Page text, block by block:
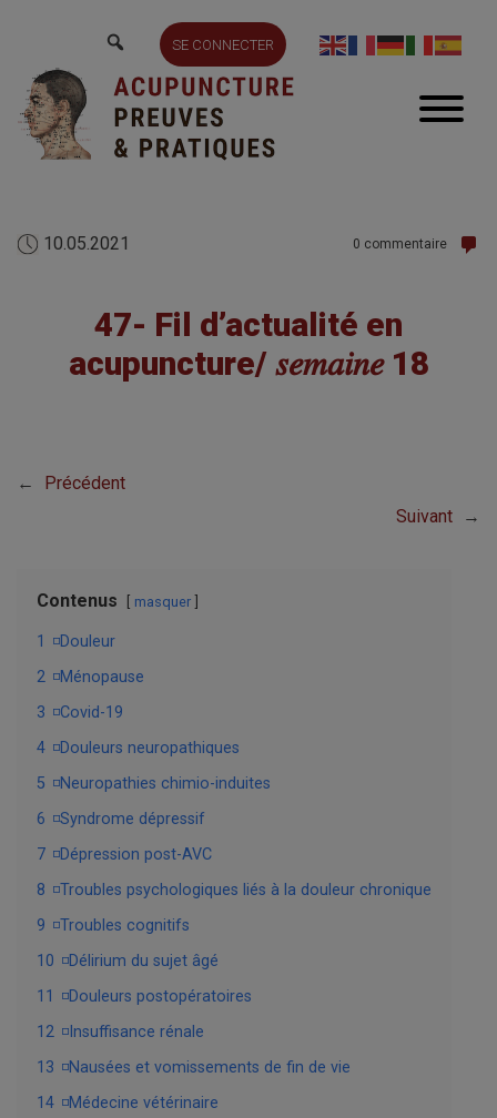
SE CONNECTER
10.05.2021 0 commentaire
47- Fil d’actualité en
acupuncture/ 𝑠𝑒𝑚𝑎𝑖𝑛𝑒 18
←
Précédent
Suivant
→
Contenus masquer
1
◽Douleur
2 ◽Ménopause
3 ◽Covid-19
4 ◽Douleurs neuropathiques
5 ◽Neuropathies chimio-induites
6 ◽Syndrome dépressif
7 ◽Dépression post-AVC
8 ◽Troubles psychologiques liés à la douleur chronique
9 ◽Troubles cognitifs
10 ◽Délirium du sujet âgé
11
◽Douleurs postopératoires
12 ◽Insuffisance rénale
13 ◽Nausées et vomissements de fin de vie
14 ◽Médecine vétérinaire